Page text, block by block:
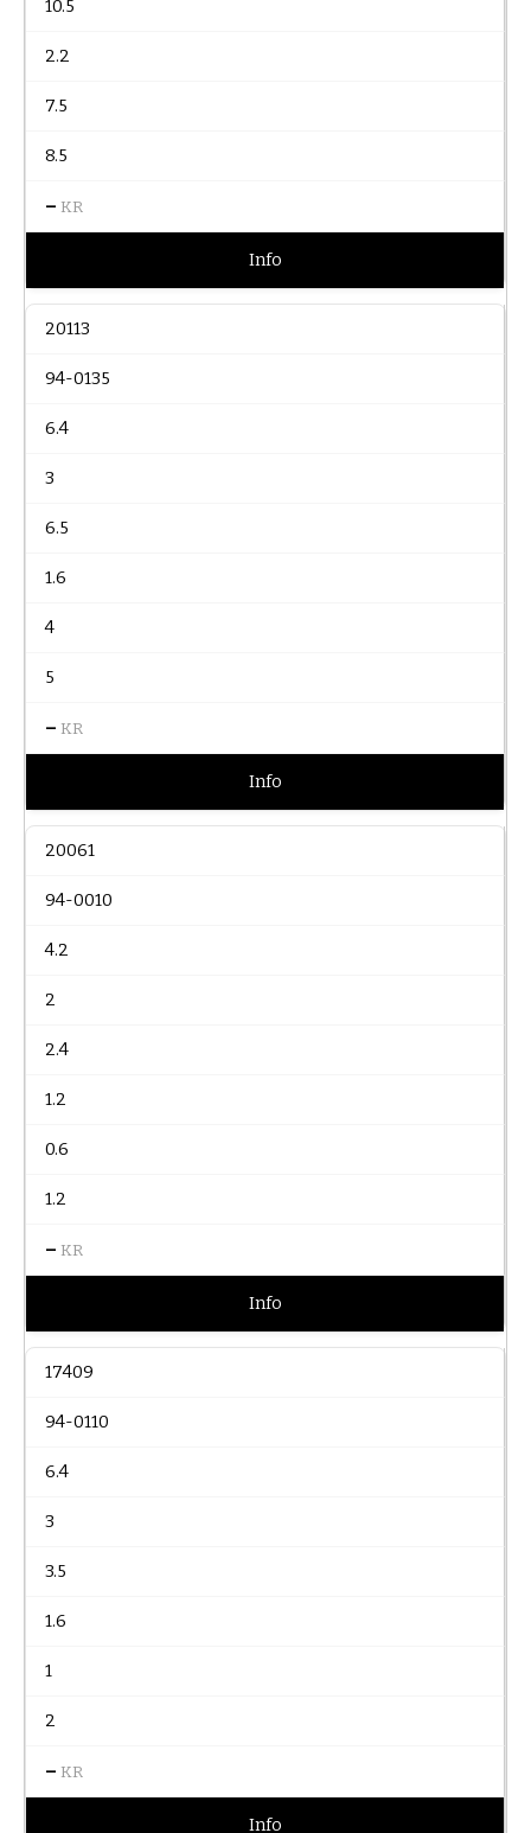
10.5
2.2
7.5
8.5
– KR
Info
20113
94-0135
6.4
3
6.5
1.6
4
5
– KR
Info
20061
94-0010
4.2
2
2.4
1.2
0.6
1.2
– KR
Info
17409
94-0110
6.4
3
3.5
1.6
1
2
– KR
Info